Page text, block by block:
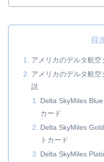
目
アメリカのデルタ航
アメリカのデルタ航
説
Delta SkyMiles
カード
Delta SkyMiles
トカード
Delta SkyMiles